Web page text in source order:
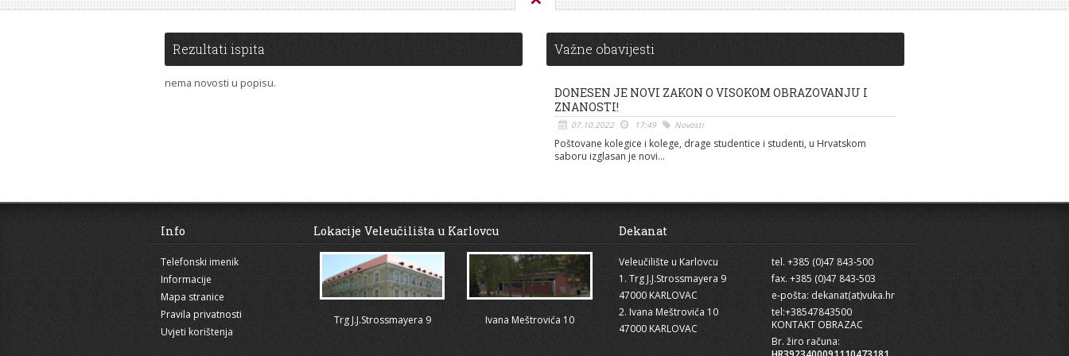
[više]
Rezultati ispita
nema novosti u popisu.
Važne obavijesti
DONESEN JE NOVI ZAKON O VISOKOM OBRAZOVANJU I
ZNANOSTI!
07.10.2022 17:49 Novosti
Poštovane kolegice i kolege, drage studentice i studenti, u Hrvatskom
saboru izglasan je novi...
Info
Telefonski imenik
Informacije
Mapa stranice
Pravila privatnosti
Uvjeti korištenja
Lokacije Veleučilišta u Karlovcu
Trg J.J.Strossmayera 9 Ivana Meštrovića 10
Dekanat
Veleučilište u Karlovcu
1. Trg J.J.Strossmayera 9
47000 KARLOVAC
2. Ivana Meštrovića 10
47000 KARLOVAC
tel. +385 (0)47 843-500
fax. +385 (0)47 843-503
e-pošta: dekanat(at)vuka.hr
tel:+38547843500
KONTAKT OBRAZAC
Br. žiro računa: